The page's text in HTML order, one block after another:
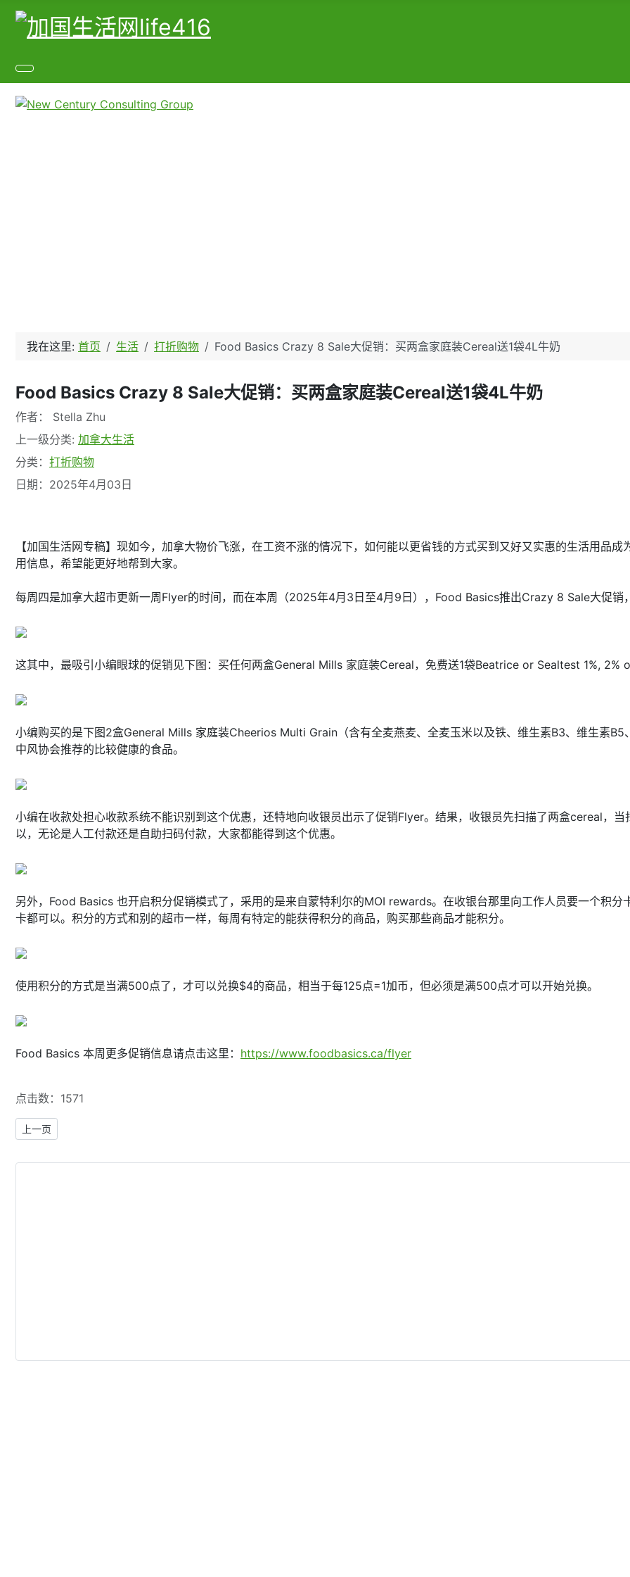
我在这里: 首页 生活 打折购物 Food Basics Crazy 8 Sale大促销：买两盒家庭装Cereal送1袋4L牛奶
Food Basics Crazy 8 Sale大促销：买两盒家庭装Cereal送1袋4L牛奶
文章信息
作者： Stella Zhu
上一级分类: 加拿大生活
分类： 打折购物
日期：2025年4月03日
【加国生活网专稿】现如今，加拿大物价飞涨，在工资不涨的情况下，如何能以更省钱的方式买到又好又实惠的生活用品
用信息，希望能更好地帮到大家。
每周四是加拿大超市更新一周Flyer的时间，而在本周（2025年4月3日至4月9日），Food Basics推出Crazy 8 Sale大促销
这其中，最吸引小编眼球的促销见下图：买任何两盒General Mills 家庭装Cereal，免费送1袋Beatrice or Sealtest 1%, 2%
小编购买的是下图2盒General Mills 家庭装Cheerios Multi Grain（含有全麦燕麦、全麦玉米以及铁、维生素B3、维生素
中风协会推荐的比较健康的食品。
小编在收款处担心收款系统不能识别到这个优惠，还特地向收银员出示了促销Flyer。结果，收银员先扫描了两盒cereal，
以，无论是人工付款还是自助扫码付款，大家都能得到这个优惠。
另外，Food Basics 也开启积分促销模式了，采用的是来自蒙特利尔的MOI rewards。在收银台那里向工作人员要一个积
卡都可以。积分的方式和别的超市一样，每周有特定的能获得积分的商品，购买那些商品才能积分。
使用积分的方式是当满500点了，才可以兑换$4的商品，相当于每125点=1加币，但必须是满500点才可以开始兑换。
Food Basics 本周更多促销信息请点击这里： https://www.foodbasics.ca/flyer
点击数：1571
上一篇文章: Hudson's Bay百货最后6家门店从4月25日起也开始清仓
上一页